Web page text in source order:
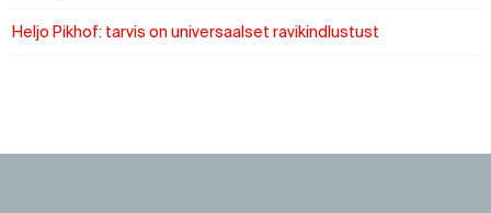
Heljo Pikhof: tarvis on universaalset ravikindlustust